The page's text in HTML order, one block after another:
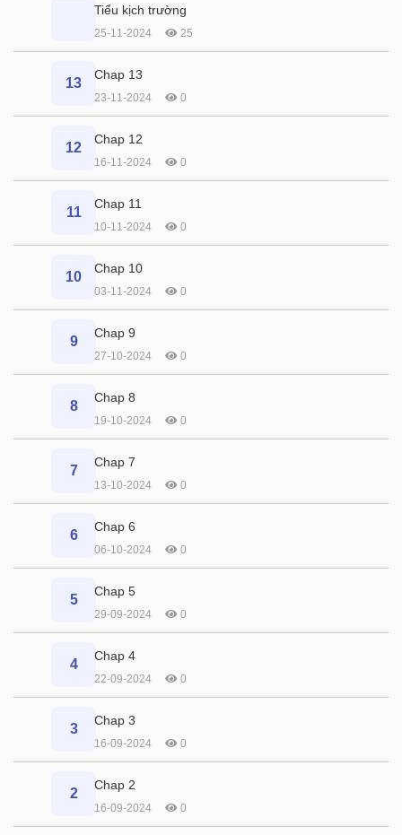
Tiểu kịch trường
25-11-2024 25
13
Chap 13
23-11-2024 0
12
Chap 12
16-11-2024 0
11
Chap 11
10-11-2024 0
10
Chap 10
03-11-2024 0
9
Chap 9
27-10-2024 0
8
Chap 8
19-10-2024 0
7
Chap 7
13-10-2024 0
6
Chap 6
06-10-2024 0
5
Chap 5
29-09-2024 0
4
Chap 4
22-09-2024 0
3
Chap 3
16-09-2024 0
2
Chap 2
16-09-2024 0